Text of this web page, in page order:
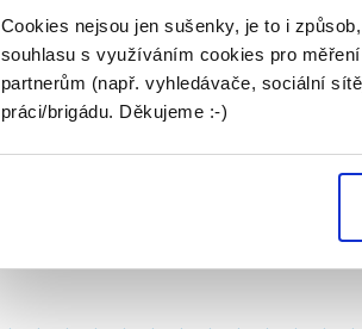
Cookies nejsou jen sušenky, je to i
souhlasu s využíváním cookies pro
partnerům (např. vyhledávače, sociální
práci/brigádu. Děkujeme :-)